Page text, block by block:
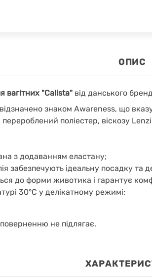
ОПИС
вагітних "Calista" від данського
знаком Awareness, що
поліестер, віскозу
з додаванням еластану;
забезпечують ідеальну посадку та
до форми животика і гарантує
30°C у делікатному режимі;
не підлягає.